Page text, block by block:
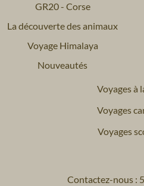
GR20 - Corse
La découverte des animaux
Voyage Himalaya
Nouveautés
Voyages à
Voyages
Voyages
Contactez-nous :